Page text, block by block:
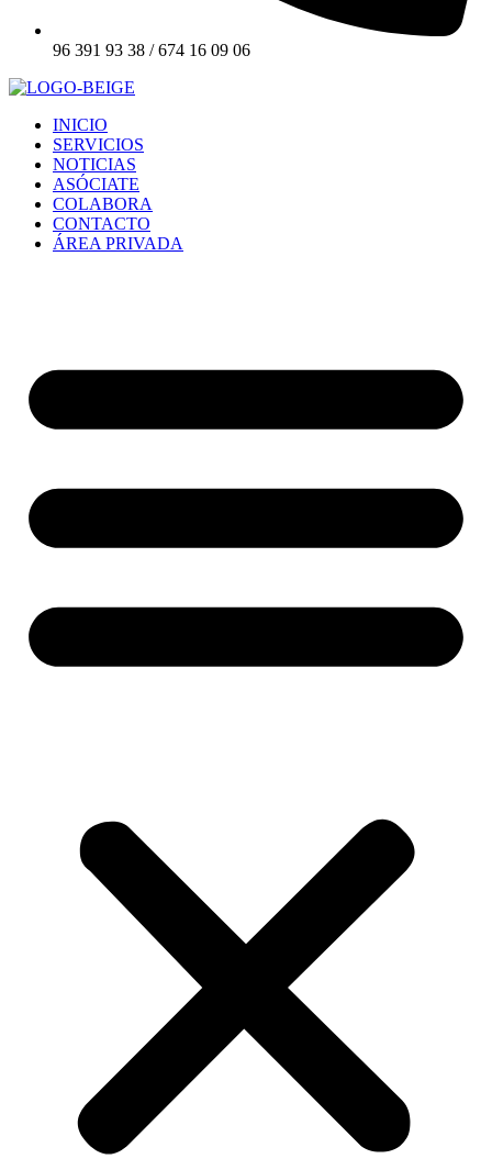
96 391 93 38 / 674 16 09 06
INICIO
SERVICIOS
NOTICIAS
ASÓCIATE
COLABORA
CONTACTO
ÁREA PRIVADA